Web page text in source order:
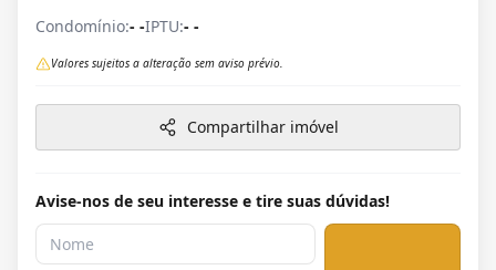
Condomínio:- -IPTU:- -
Valores sujeitos a alteração sem aviso prévio.
Compartilhar imóvel
Avise-nos de seu interesse e tire suas dúvidas!